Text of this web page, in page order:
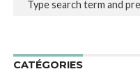
CATÉGORIES